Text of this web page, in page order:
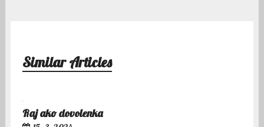
Similar Articles
Raj ako dovolenka